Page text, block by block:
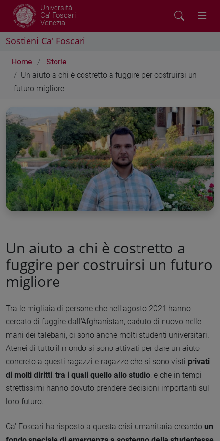
Università
Ca' Foscari
Venezia
Sostieni Ca' Foscari
Home
Storie
Un aiuto a chi è costretto a fuggire per costruirsi un
futuro migliore
Un aiuto a chi è costretto a
fuggire per costruirsi un futuro
migliore
Tra le migliaia di persone che nell'agosto 2021 hanno
cercato di fuggire dall'Afghanistan, caduto di nuovo nelle
mani dei talebani, ci sono anche molti studenti universitari.
Atenei di tutto il mondo si sono attivati per dare un aiuto
concreto a questi ragazzi e ragazze che si sono visti privati
di molti diritti, tra i quali quello allo studio, e che in tempi
strettissimi hanno dovuto prendere decisioni importanti sul
loro futuro.
Ca' Foscari ha risposto a questa crisi umanitaria creando un